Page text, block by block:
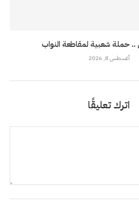
حملة شعبية لمقاطعة النواب
أغسطس 8, 2026
اترك تعليقًا